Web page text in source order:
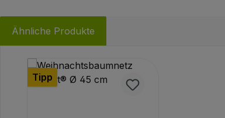
Ähnliche Produkte
Produktgalerie überspringen
Tipp